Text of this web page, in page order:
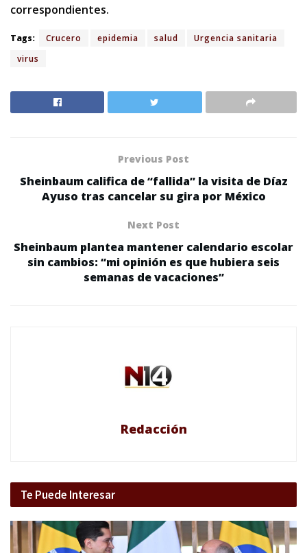
correspondientes.
Tags: Crucero epidemia salud
Urgencia sanitaria
virus
Previous Post
Sheinbaum califica de “fallida” la visita de Díaz
Ayuso tras cancelar su gira por México
Next Post
Sheinbaum plantea mantener calendario escolar
sin cambios: “mi opinión es que hubiera seis
semanas de vacaciones”
Redacción
Te Puede Interesar